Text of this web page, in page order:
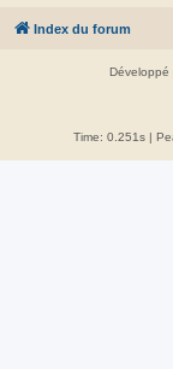
Index du forum
Développé
Time: 0.251s|